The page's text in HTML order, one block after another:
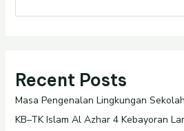
Recent Posts
Masa Pengenalan Lingkungan
KB–TK Islam Al Azhar 4 Kebayoran